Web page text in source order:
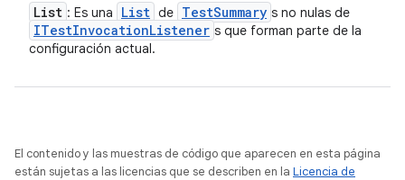
List : Es una List de TestSummary s no nulas de
ITestInvocationListener s que forman parte de la
configuración actual.
El contenido y las muestras de código que aparecen en esta página
están sujetas a las licencias que se describen en la Licencia de